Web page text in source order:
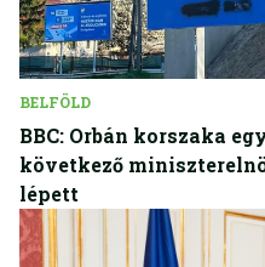
BELFÖLD
BBC: Orbán korszaka
következő
lépett